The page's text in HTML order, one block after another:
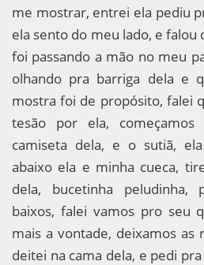
me mostrar, entrei ela pediu
ela sento do meu lado, e falou
foi passando a mão no meu
olhando pra barriga dela e
mostra foi de propósito, falei
tesão por ela,
camiseta dela, e o sutiã,
abaixo ela e minha cueca,
dela, bucetinha peludinha,
baixos, falei vamos pro seu
mais a vontade, deixamos as
deitei na cama dela, e pedi